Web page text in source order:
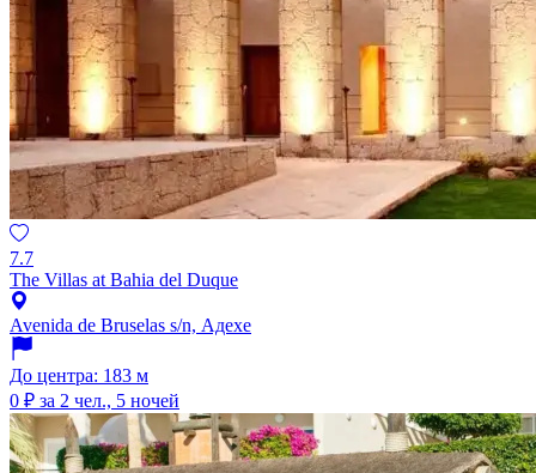
7.7
The Villas at Bahia del Duque
Avenida de Bruselas s/n, Адехе
До центра: 183 м
0 ₽ за 2 чел., 5 ночей